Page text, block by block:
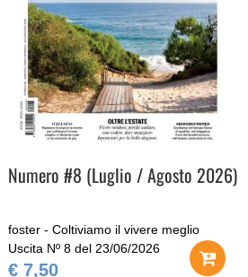
Numero #8 (Luglio / Agosto 2026)
foster - Coltiviamo il vivere meglio
Uscita Nº 8 del 23/06/2026
€ 7,50